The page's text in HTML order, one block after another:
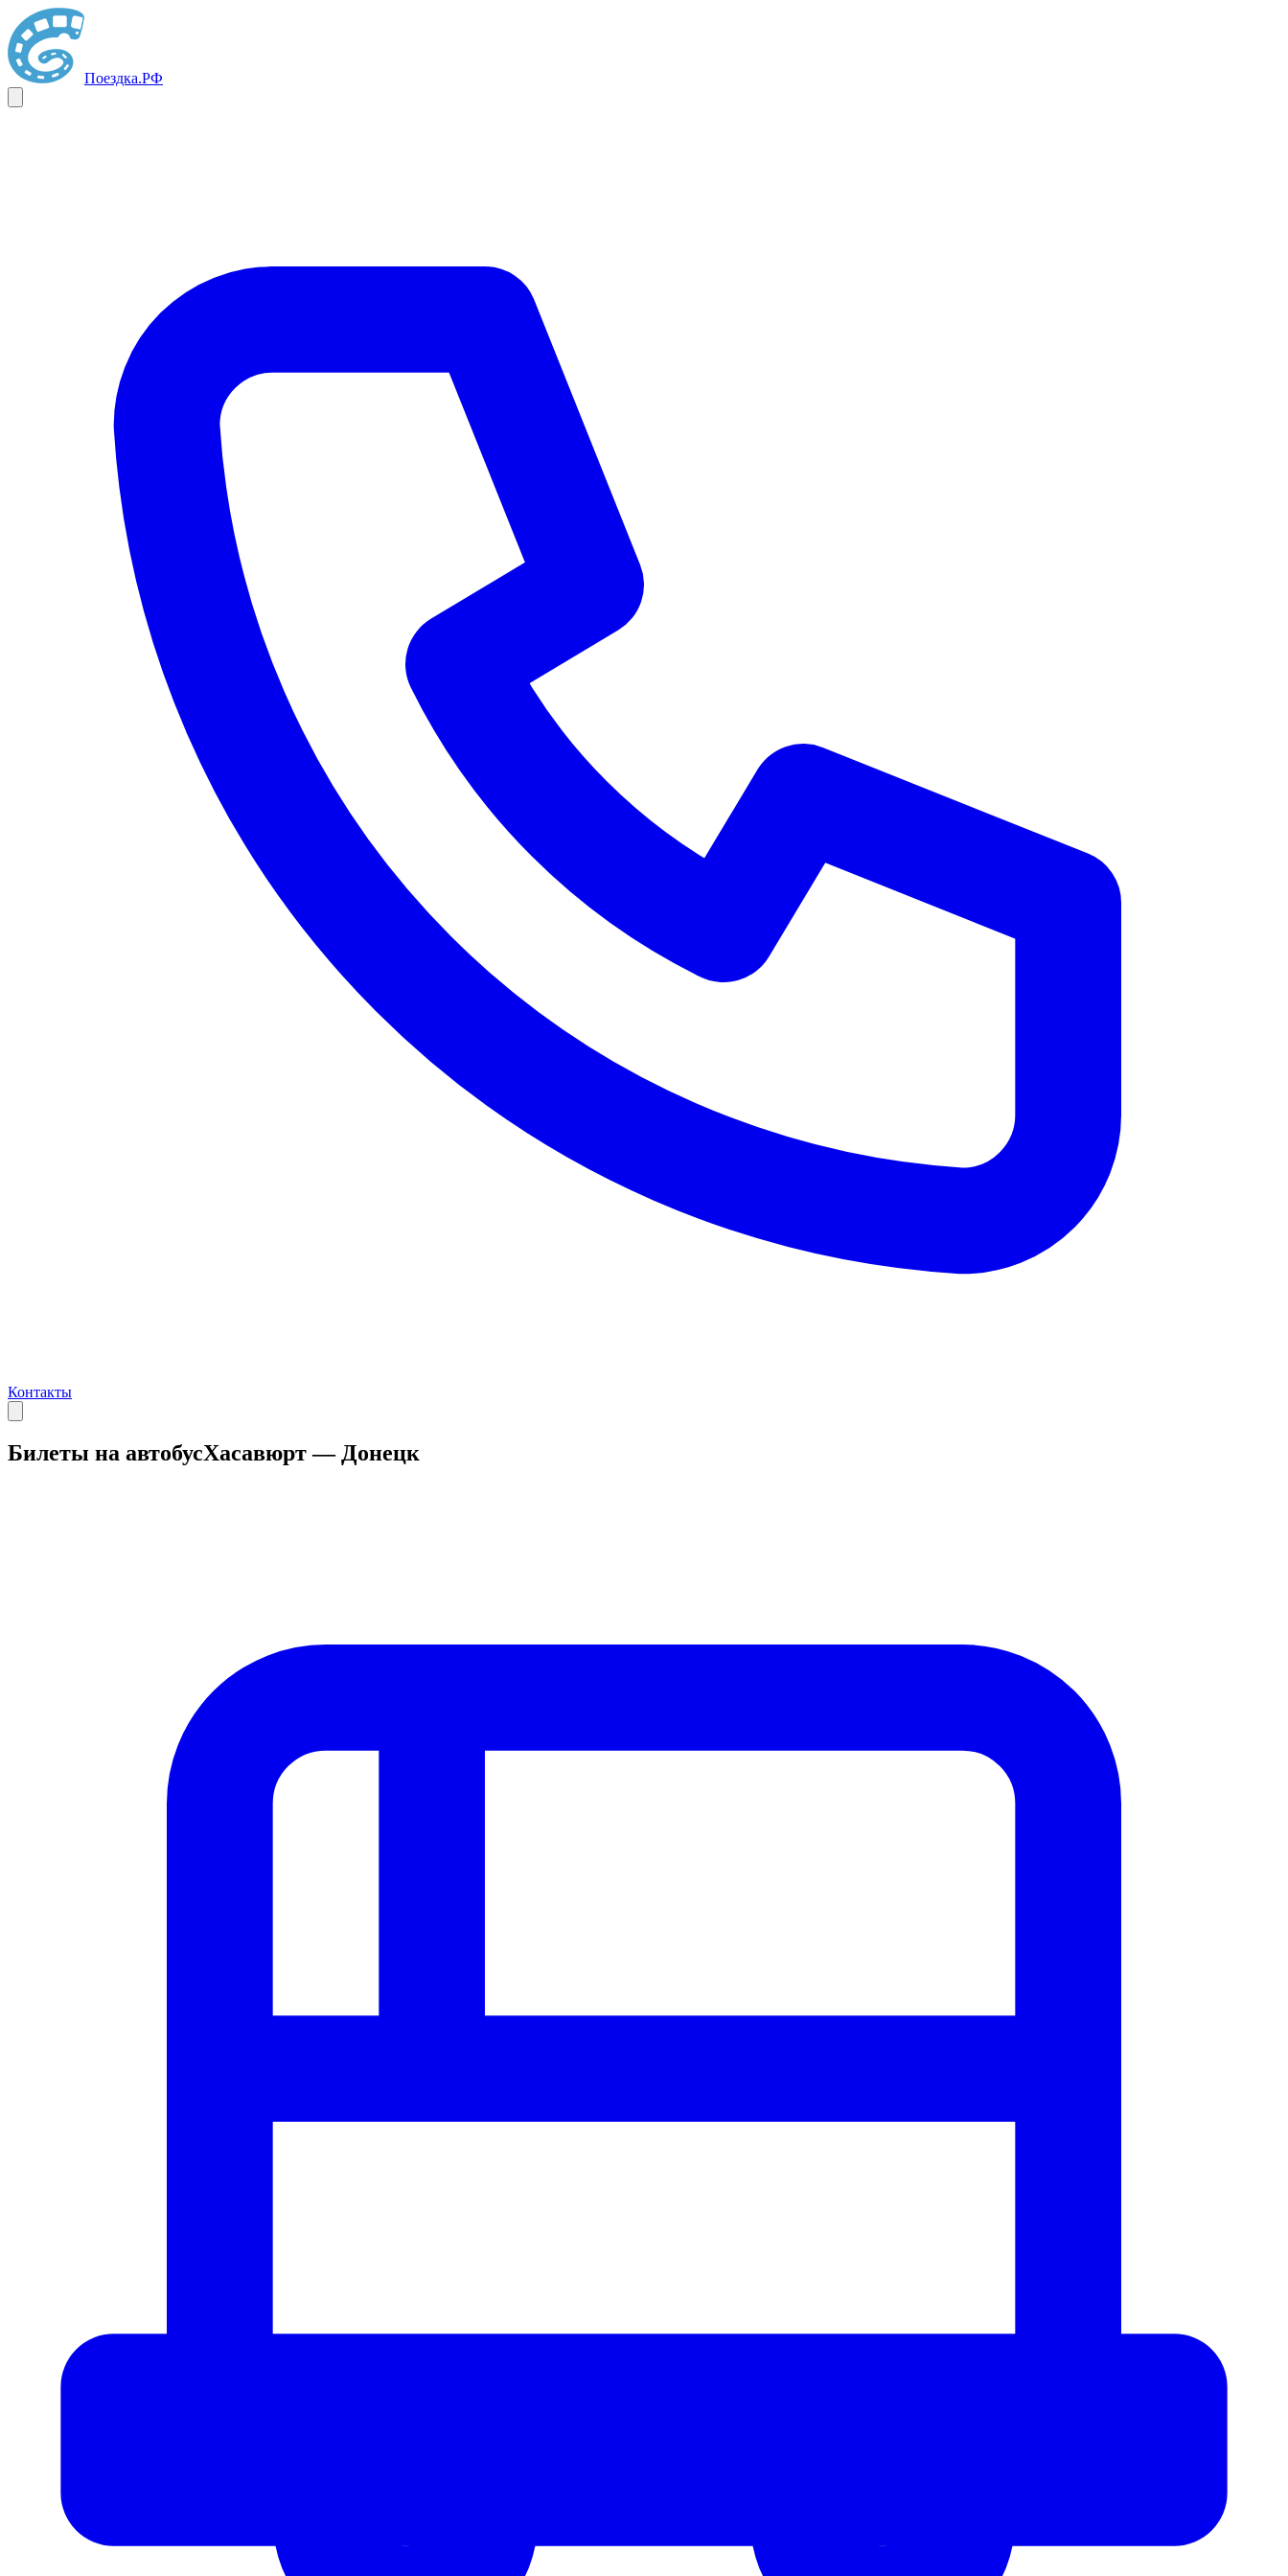
Поездка.РФ
Контакты
Билеты на автобусХасавюрт — Донецк